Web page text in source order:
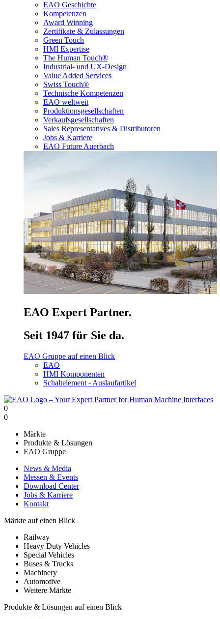
EAO Geschichte
Kompetenzen
Award Winning
Zertifikate & Zulassungen
Green Touch
HMI Expertise
The Human Touch®
Industrial- und UX-Design
Value Added Services
Swiss Touch®
Technische Kompetenzen
EAO weltweit
Produktionsgesellschaften
Verkaufsgesellschaften
Sales Representatives & Distributoren
Jobs & Karriere
EAO Future Auerbach
EAO Expert Partner.
Seit 1947 für Sie da.
EAO Gruppe auf einen Blick
EAO
HMI Komponenten
Schaltelement - Auslaufartikel
0
0
Märkte
Produkte & Lösungen
EAO Gruppe
News & Media
Messen & Events
Download Center
Jobs & Karriere
Kontakt
Märkte auf einen Blick
Railway
Heavy Duty Vehicles
Special Vehicles
Buses & Trucks
Machinery
Automotive
Weitere Märkte
Produkte & Lösungen auf einen Blick